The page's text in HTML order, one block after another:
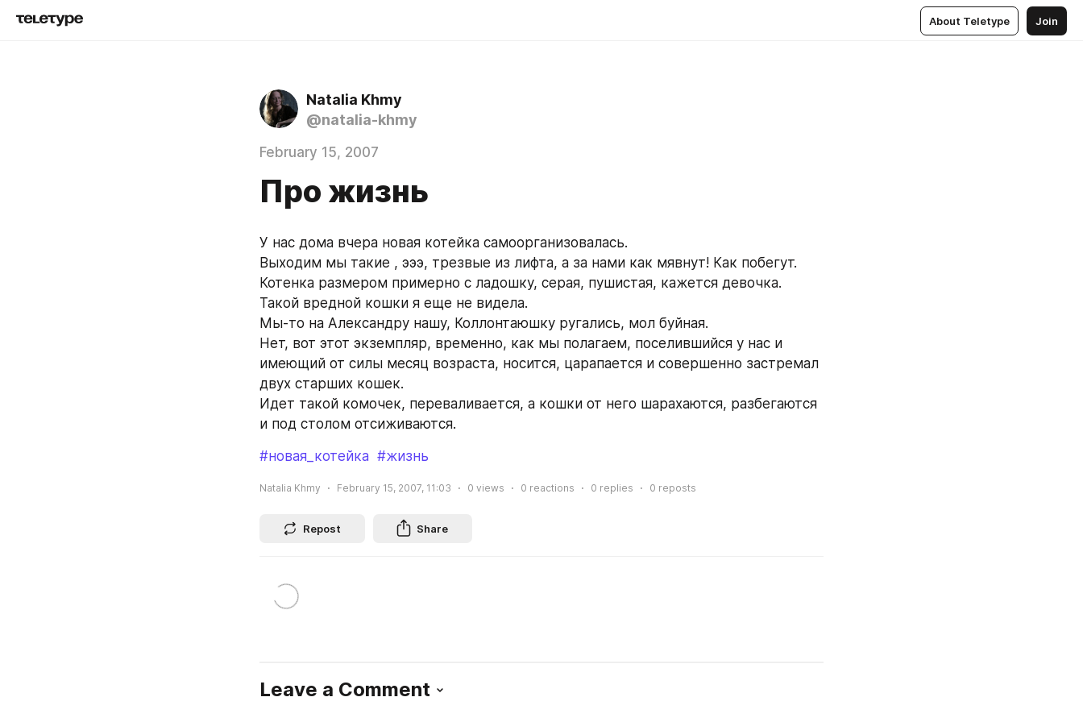
About Teletype Join
Natalia Khmy
@natalia-khmy
February 15, 2007
Про жизнь
У нас дома вчера новая котейка самоорганизовалась.
Выходим мы такие , эээ, трезвые из лифта, а за нами как мявнут! Как побегут.
Котенка размером примерно с ладошку, серая, пушистая, кажется девочка.
Такой вредной кошки я еще не видела.
Мы-то на Александру нашу, Коллонтаюшку ругались, мол буйная.
Нет, вот этот экземпляр, временно, как мы полагаем, поселившийся у нас и
имеющий от силы месяц возраста, носится, царапается и совершенно застремал
двух старших кошек.
Идет такой комочек, переваливается, а кошки от него шарахаются, разбегаются
и под столом отсиживаются.
#новая_котейка #жизнь
Natalia Khmy February 15, 2007, 11:03 0 views 0 reactions 0 replies 0 reposts
Repost Share
Leave a Comment